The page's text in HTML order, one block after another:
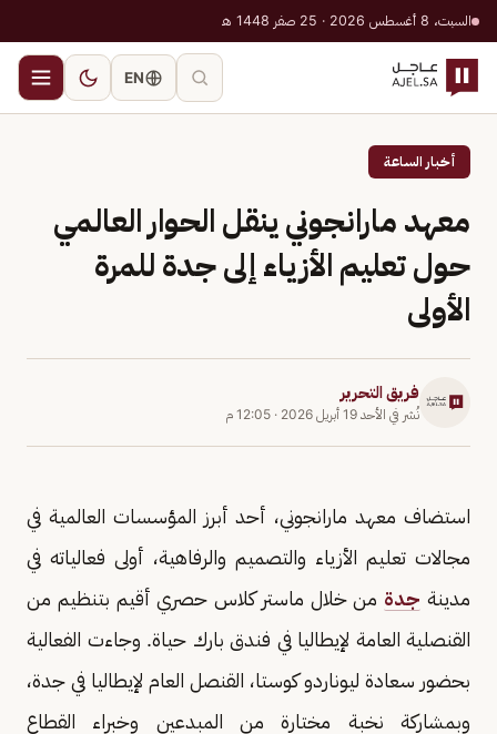
السبت، 8 أغسطس 2026 · 25 صفر 1448 هـ
EN
أخبار الساعة
معهد مارانجوني ينقل الحوار العالمي
حول تعليم الأزياء إلى جدة للمرة
الأولى
فريق التحرير
نُشر في الأحد 19 أبريل 2026 · 12:05 م
استضاف معهد مارانجوني، أحد أبرز المؤسسات العالمية في
مجالات تعليم الأزياء والتصميم والرفاهية، أولى فعالياته في
مدينة جدة من خلال ماستر كلاس حصري أقيم بتنظيم من
القنصلية العامة لإيطاليا في فندق بارك حياة. وجاءت الفعالية
بحضور سعادة ليوناردو كوستا، القنصل العام لإيطاليا في جدة،
وبمشاركة نخبة مختارة من المبدعين وخبراء القطاع